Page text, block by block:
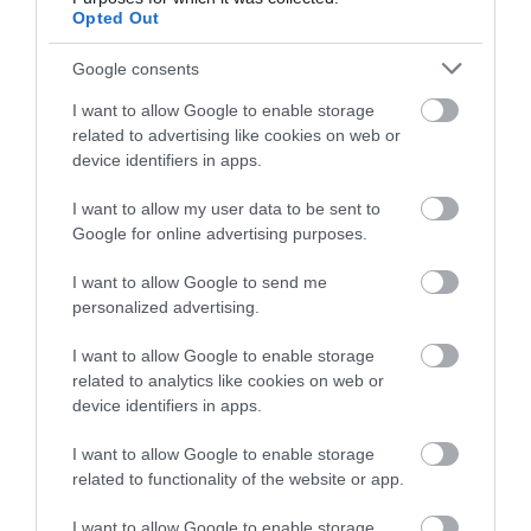
Opted Out
Google consents
I want to allow Google to enable storage
related to advertising like cookies on web or
device identifiers in apps.
I want to allow my user data to be sent to
Google for online advertising purposes.
I want to allow Google to send me
personalized advertising.
I want to allow Google to enable storage
related to analytics like cookies on web or
device identifiers in apps.
I want to allow Google to enable storage
related to functionality of the website or app.
meghatódva nézték.
Ismerd meg Greyfriars Bobby lenyűgöző történetét, a világ
egyik leghűségesebb kutyáját, aki évtizedeken át őrizte elhunyt
gazdája sírját! Fedezd fel Edinburgh legendás temetőjét, ahol
Bobby élt, és hallgasd meg a szívmelengető történetét arról,
hogyan vált egy kis kutyus egy egész város szívét meghódító
hűséges ikonná. Lépj be a múltba és érezd meg a skót
le erről a lenyűgöző videóról, amely Bobby és Edinburgh emléke
előtt tiszteleg.
Megnézem a videót